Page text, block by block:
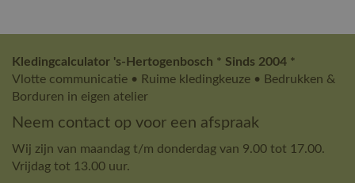
Kledingcalculator 's-Hertogenbosch * Sinds 2004 *
Vlotte communicatie • Ruime kledingkeuze • Bedrukken &
Borduren in eigen atelier
Neem contact op voor een afspraak
Wij zijn van maandag t/m donderdag van 9.00 tot 17.00.
Vrijdag tot 13.00 uur.